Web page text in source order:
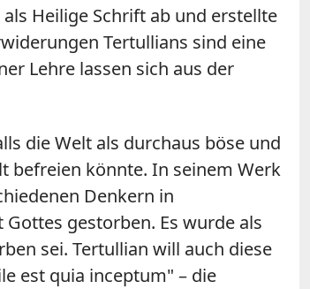
Heilige Schrift ab und erstellte
Tertullians sind eine
Lehre lassen sich aus der
die Welt als durchaus böse und
befreien könnte. In seinem Werk
Denkern in
gestorben. Es wurde als
sei. Tertullian will auch diese
est quia inceptum" – die